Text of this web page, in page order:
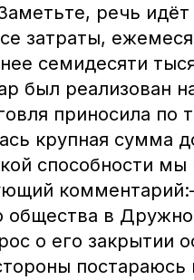
речь идёт
затраты,
семидесяти
был реализован
приносила по
крупная сумма
способности мы
общества в
о его закрытии
постараюсь